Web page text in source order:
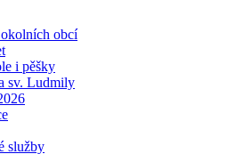
obcí
i pěšky
sv. Ludmily
služby